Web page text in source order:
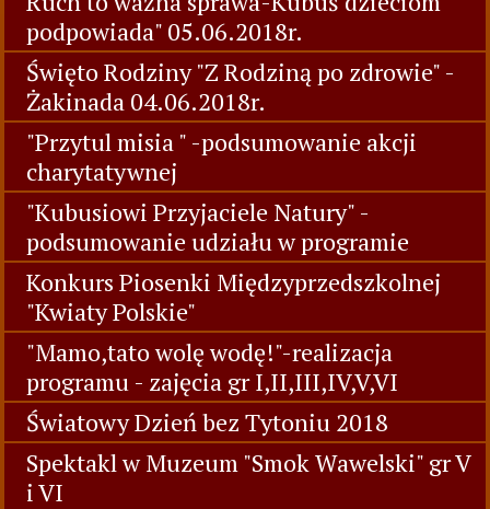
podpowiada" 05.06.2018r.
Święto Rodziny "Z Rodziną po zdrowie" -
Żakinada 04.06.2018r.
"Przytul misia " -podsumowanie akcji
charytatywnej
"Kubusiowi Przyjaciele Natury" -
podsumowanie udziału w programie
Konkurs Piosenki Międzyprzedszkolnej
"Kwiaty Polskie"
"Mamo,tato wolę wodę!"-realizacja
programu - zajęcia gr I,II,III,IV,V,VI
Światowy Dzień bez Tytoniu 2018
Spektakl w Muzeum "Smok Wawelski" gr V
i VI